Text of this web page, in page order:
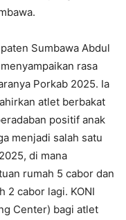
Sumbawa Abdul
rasa
Porkab 2025. Ia
atlet berbakat
positif anak
menjadi salah satu
di mana
rumah 5 cabor dan
2 cabor lagi. KONI
Center) bagi atlet